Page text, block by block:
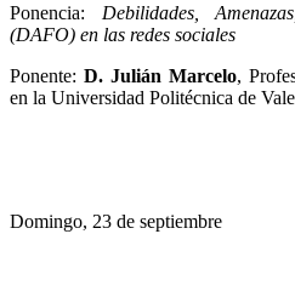
Ponencia: Debilidades,
(DAFO) en las redes sociales
Ponente: D. Julián Marcelo,
en la Universidad Politécnica de
Domingo, 23 de septiembre